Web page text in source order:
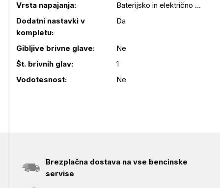
Vrsta napajanja:
Baterijsko in električno omrežje
Dodatni nastavki v
kompletu:
Da
Gibljive brivne glave:
Ne
Št. brivnih glav:
1
Vodotesnost:
Ne
Brezplačna dostava na vse bencinske
servise